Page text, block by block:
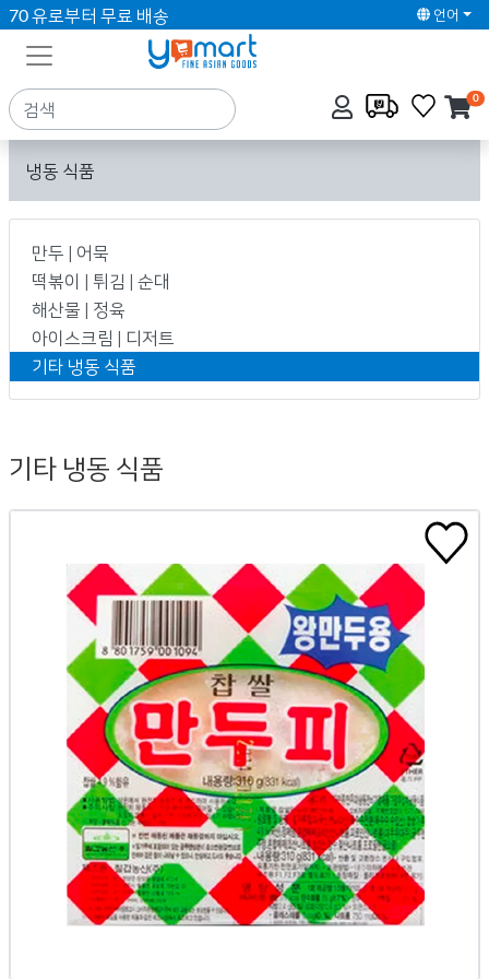
70 유로부터 무료 배송 언어
0
냉동 식품
만두 | 어묵
떡볶이 | 튀김 | 순대
해산물 | 정육
아이스크림 | 디저트
기타 냉동 식품
기타 냉동 식품